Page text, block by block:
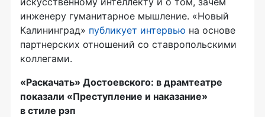
инженеру гуманитарное мышление. «Новый
Калининград» публикует интервью на основе
партнерских отношений со ставропольскими
коллегами.
«Раскачать» Достоевского: в драмтеатре
показали «Преступление и наказание»
в стиле рэп